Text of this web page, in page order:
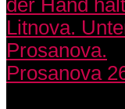
Prosanova